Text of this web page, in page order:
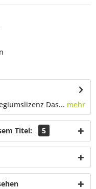
Das... mehr
Titel: 5